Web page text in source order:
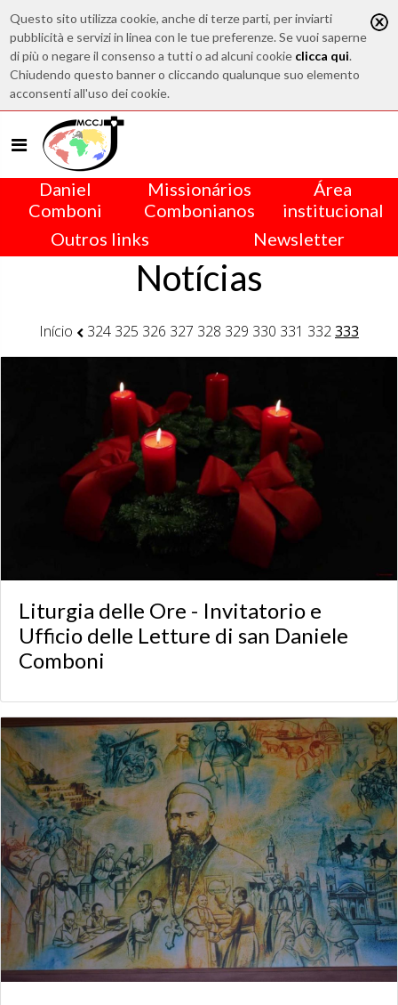
Questo sito utilizza cookie, anche di terze parti, per inviarti
pubblicità e servizi in linea con le tue preferenze. Se vuoi saperne
di più o negare il consenso a tutti o ad alcuni cookie clicca qui.
Chiudendo questo banner o cliccando qualunque suo elemento
acconsenti all'uso dei cookie.
Daniel
Comboni
Missionários
Combonianos
Área
institucional
Outros links
Newsletter
Notícias
Início 324 325 326 327 328 329 330 331 332333
Liturgia delle Ore - Invitatorio e
Ufficio delle Letture di san Daniele
Comboni